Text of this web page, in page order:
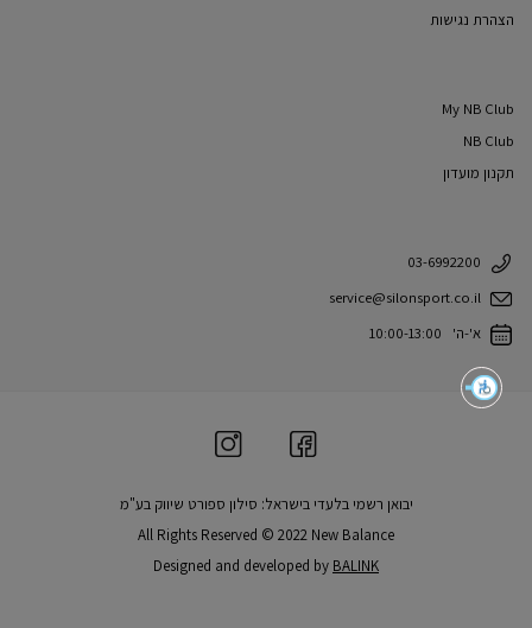
הצהרת נגישות
My NB Club
NB Club
תקנון מועדון
03-6992200
service@silonsport.co.il
א'-ה' 10:00-13:00
יבואן רשמי בלעדי בישראל: סילון ספורט שיווק בע"מ
All Rights Reserved © 2022 New Balance
Designed and developed by BALINK